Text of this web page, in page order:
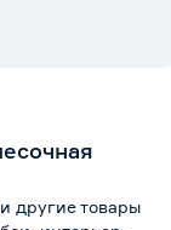
другие товары